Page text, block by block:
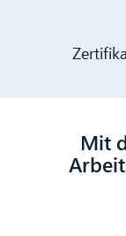
Mit